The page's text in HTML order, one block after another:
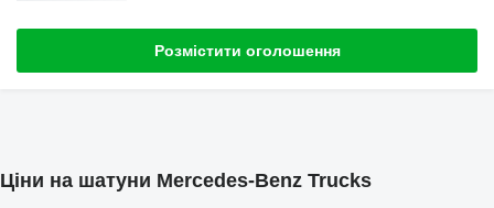
Розмістити оголошення
Ціни на шатуни Mercedes-Benz Trucks